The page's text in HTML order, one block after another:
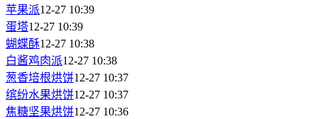
苹果派12-27 10:39
蛋塔12-27 10:39
蝴蝶酥12-27 10:38
白酱鸡肉派12-27 10:38
葱香培根烘饼12-27 10:37
缤纷水果烘饼12-27 10:37
焦糖坚果烘饼12-27 10:36